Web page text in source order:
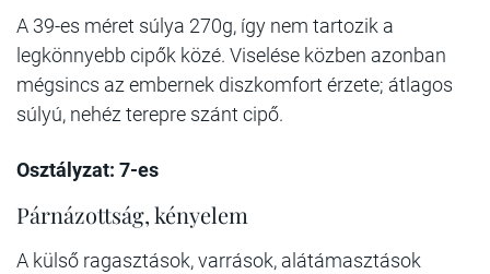
A 39-es méret súlya 270g, így nem tartozik a
legkönnyebb cipők közé. Viselése közben azonban
mégsincs az embernek diszkomfort érzete; átlagos
súlyú, nehéz terepre szánt cipő.
Osztályzat: 7-es
Párnázottság, kényelem
A külső ragasztások, varrások, alátámasztások